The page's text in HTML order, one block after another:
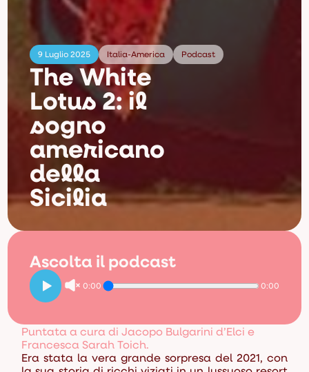
9 Luglio 2025 Italia-America Podcast
The White
Lotus 2: il
sogno
americano
della
Sicilia
Ascolta il podcast
0:00 0:00
Puntata a cura di Jacopo Bulgarini d’Elci e
Francesca Sarah Toich.
Era stata la vera grande sorpresa del 2021, con